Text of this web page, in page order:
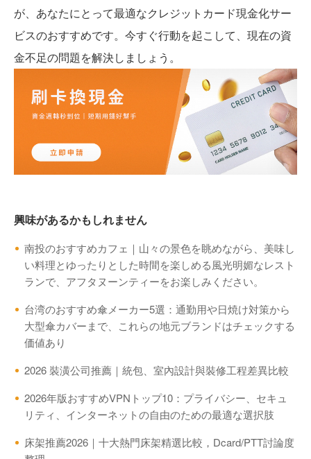
が、あなたにとって最適なクレジットカード現金化サー
ビスのおすすめです。今すぐ行動を起こして、現在の資
金不足の問題を解決しましょう。
興味があるかもしれません
南投のおすすめカフェ｜山々の景色を眺めながら、美味し
い料理とゆったりとした時間を楽しめる風光明媚なレスト
ランで、アフタヌーンティーをお楽しみください。
台湾のおすすめ傘メーカー5選：通勤用や日焼け対策から
大型傘カバーまで、これらの地元ブランドはチェックする
価値あり
2026 裝潢公司推薦｜統包、室內設計與裝修工程差異比較
2026年版おすすめVPNトップ10：プライバシー、セキュ
リティ、インターネットの自由のための最適な選択肢
床架推薦2026｜十大熱門床架精選比較，Dcard/PTT討論度